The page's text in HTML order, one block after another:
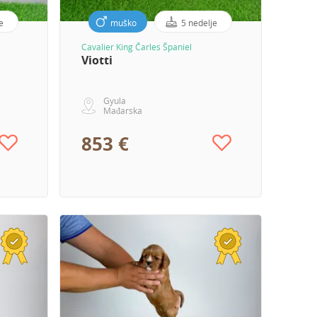
muško 5 nedelje
Cavalier King Čarles Španiel
Viotti
Gyula
Mađarska
853 €